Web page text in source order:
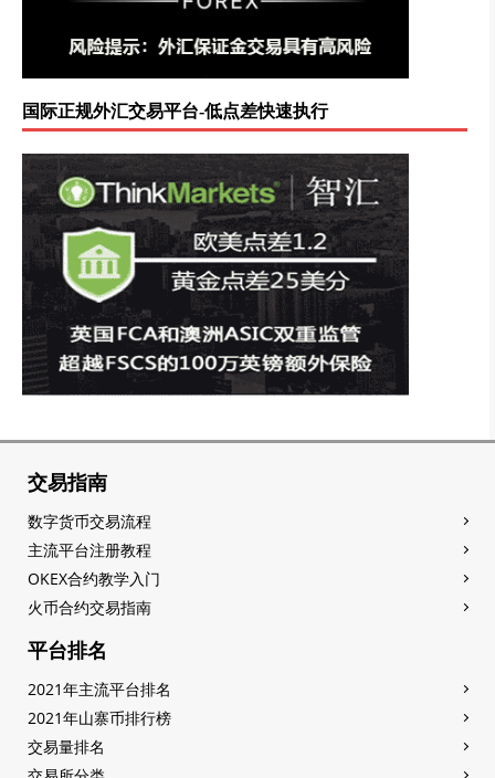
国际正规外汇交易平台-低点差快速执行
交易指南
数字货币交易流程
主流平台注册教程
OKEX合约教学入门
火币合约交易指南
平台排名
2021年主流平台排名
2021年山寨币排行榜
交易量排名